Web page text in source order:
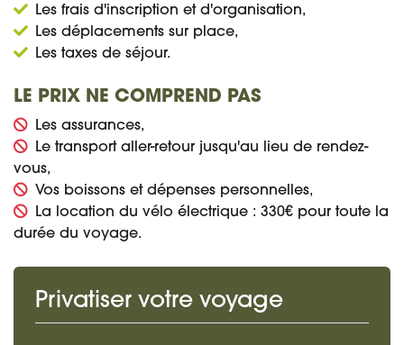
Les frais d'inscription et d'organisation,
Les déplacements sur place,
Les taxes de séjour.
LE PRIX NE COMPREND PAS
Les assurances,
Le transport aller-retour jusqu'au lieu de rendez-
vous,
Vos boissons et dépenses personnelles,
La location du vélo électrique : 330€ pour toute la
durée du voyage.
Privatiser votre voyage